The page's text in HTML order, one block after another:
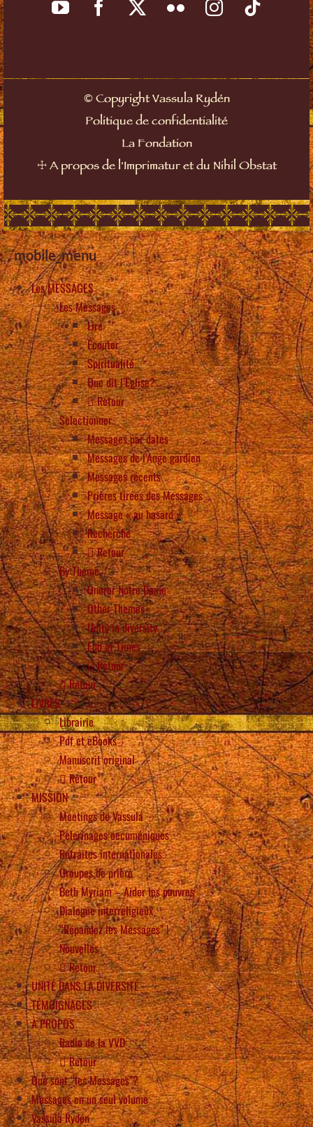
©Copyright Vassula Rydén
Politique de confidentialité
La Fondation
☩ A propos de l'Imprimatur et du Nihil Obstat
mobile_menu
Les MESSAGES
Les Messages
Lire
Écouter
Spiritualité
Que dit l’Eglise?
Retour
Selectionner
Messages par dates
Messages de l’Ange gardien
Messages récents
Prières tirées des Messages
Message « au hasard »
Recherche
Retour
By Theme
Onorer Notre Dame
Other Themes
Unity in diversity
End of Times
Retour
Retour
LIVRES
Librairie
Pdf et eBooks
Manuscrit original
Retour
MISSION
Meetings de Vassula
Pèlerinages oecuméniques
Retraites internationales
Groupes de prière
Beth Myriam – Aider les pauvres
Dialogue interreligieux
“Répandez les Messages” !
Nouvelles
Retour
UNITÉ DANS LA DIVERSITÉ
TÉMOIGNAGES
À PROPOS
Radio de la VVD
Retour
Que sont “les Messages”?
Messages en un seul volume
Vassula Rydén